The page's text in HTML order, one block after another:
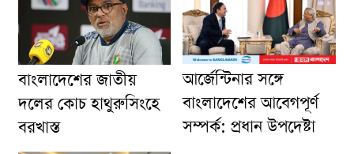
বাংলাদেশের জাতীয়
দলের কোচ হাথুরুসিংহে
বরখাস্ত
আর্জেন্টিনার সঙ্গে
বাংলাদেশের আবেগপূর্ণ
সম্পর্ক: প্রধান উপদেষ্টা